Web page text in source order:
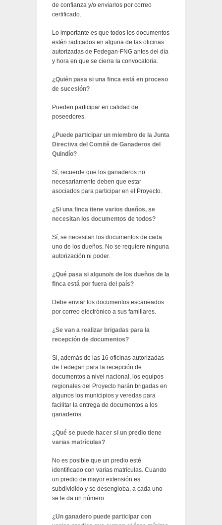
de confianza y/o enviarlos por correo
certificado.
Lo importante es que todos los documentos
estén radicados en alguna de las oficinas
autorizadas de Fedegan-FNG antes del día
y hora en que se cierra la convocatoria.
¿Quién pasa si una finca está en proceso
de sucesión?
Pueden participar en calidad de
poseedores.
¿Puede participar un miembro de la Junta
Directiva del Comité de Ganaderos del
Quindío?
Sí, recuerde que los ganaderos no
necesariamente deben que estar
asociados para participar en el Proyecto.
¿Si una finca tiene varios dueños, se
necesitan los documentos de todos?
Sí, se necesitan los documentos de cada
uno de los dueños. No se requiere ninguna
autorización ni poder.
¿Qué pasa si alguno/s de los dueños de la
finca está por fuera del país?
Debe enviar los documentos escaneados
por correo electrónico a sus familiares.
¿Se van a realizar brigadas para la
recepción de documentos?
Si, además de las 16 oficinas autorizadas
de Fedegan para la recepción de
documentos a nivel nacional, los equipos
regionales del Proyecto harán brigadas en
algunos los municipios y veredas para
facilitar la entrega de documentos a los
ganaderos.
¿Qué se puede hacer si un predio tiene
varias matrículas?
No es posible que un predio esté
identificado con varias matrículas. Cuando
un predio de mayor extensión es
subdividido y se desengloba, a cada uno
se le da un número.
¿Un ganadero puede participar con